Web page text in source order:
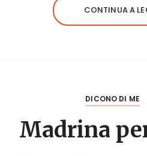
CONTINUA A
DICONO DI ME
Madrina